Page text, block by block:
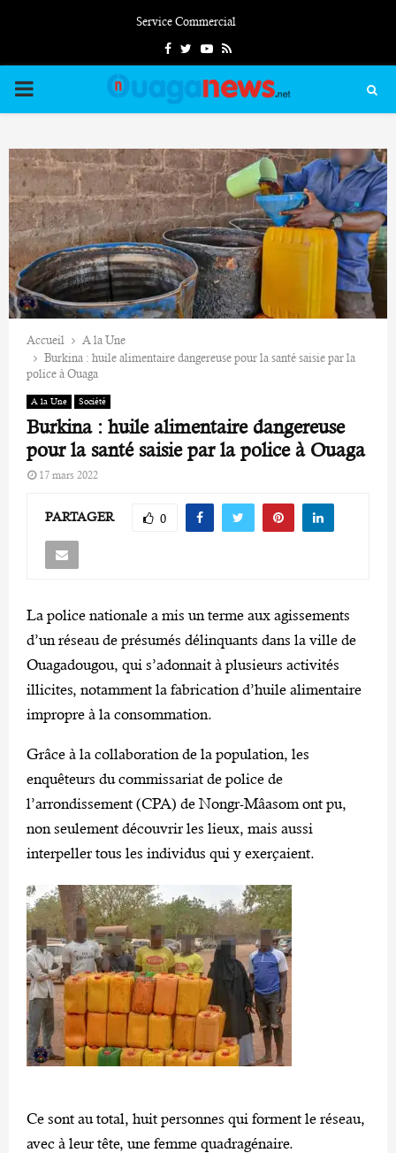
Service Commercial
FacebookTwitterYoutube
Rss
PRIMARY
Accueil
A la Une
Burkina : huile alimentaire dangereuse pour la santé saisie par la
police à Ouaga
A la Une Société
Burkina : huile alimentaire dangereuse
pour la santé saisie par la police à Ouaga
17 mars 2022
PARTAGER 0
La police nationale a mis un terme aux agissements
d’un réseau de présumés délinquants dans la ville de
Ouagadougou, qui s’adonnait à plusieurs activités
illicites, notamment la fabrication d’huile alimentaire
impropre à la consommation.
Grâce à la collaboration de la population, les
enquêteurs du commissariat de police de
l’arrondissement (CPA) de Nongr-Mâasom ont pu,
non seulement découvrir les lieux, mais aussi
interpeller tous les individus qui y exerçaient.
Ce sont au total, huit personnes qui forment le réseau,
avec à leur tête, une femme quadragénaire.